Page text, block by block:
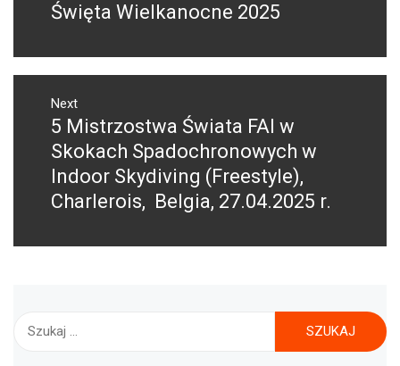
Previous
Święta Wielkanocne 2025
Next
Next
post:
5 Mistrzostwa Świata FAI w
Skokach Spadochronowych w
Indoor Skydiving (Freestyle),
Charlerois, Belgia, 27.04.2025 r.